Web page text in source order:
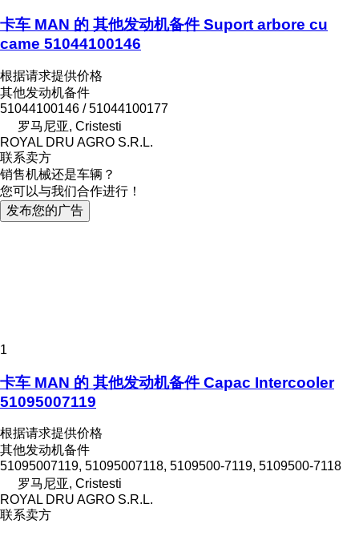
卡车 MAN 的 其他发动机备件 Suport arbore cu
came 51044100146
根据请求提供价格
其他发动机备件
51044100146 / 51044100177
罗马尼亚, Cristesti
ROYAL DRU AGRO S.R.L.
联系卖方
销售机械还是车辆？
您可以与我们合作进行！
发布您的广告
1
卡车 MAN 的 其他发动机备件 Capac Intercooler
51095007119
根据请求提供价格
其他发动机备件
51095007119, 51095007118, 5109500-7119, 5109500-7118
罗马尼亚, Cristesti
ROYAL DRU AGRO S.R.L.
联系卖方